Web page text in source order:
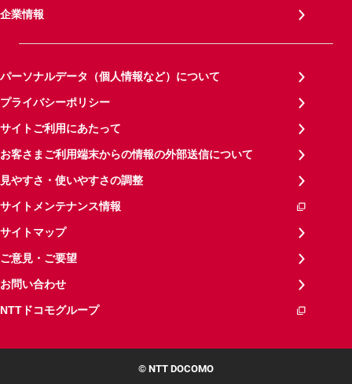
企業情報
パーソナルデータ（個人情報など）について
プライバシーポリシー
サイトご利用にあたって
お客さまご利用端末からの情報の外部送信について
見やすさ・使いやすさの調整
サイトメンテナンス情報
サイトマップ
ご意見・ご要望
お問い合わせ
NTTドコモグループ
© NTT DOCOMO